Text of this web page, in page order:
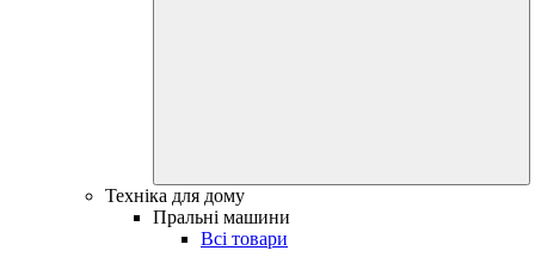
Техніка для дому
Пральні машини
Всі товари